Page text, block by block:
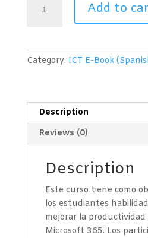
(Microsoft
quantity
Add to
Category: ICT E-Book
Description
Reviews (0)
Description
Este curso tiene como
los estudiantes
mejorar la
Microsoft 365. Los